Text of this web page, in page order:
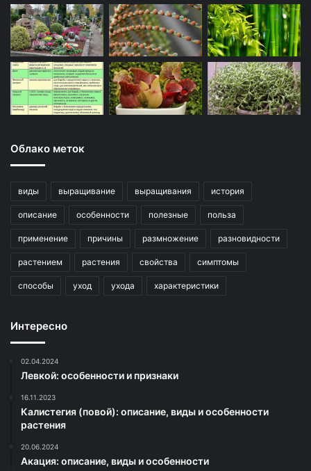
Облако меток
виды выращивание выращивания история
описание особенности полезные польза
применение причины размножение разновидности
растением растения свойства симптомы
способы уход ухода характеристики
Интересно
02.04.2024
Левкой: особенности и признаки
16.11.2023
Калистегия (повой): описание, виды и особенности
растения
20.06.2024
Акация: описание, виды и особенности